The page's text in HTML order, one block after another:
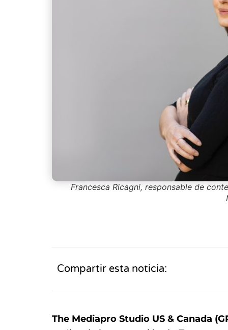
Francesca Ricagni, responsable de
Compartir esta noticia:
The Mediapro Studio US & Canada